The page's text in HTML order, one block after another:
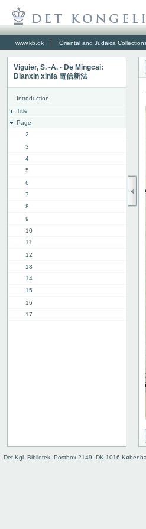
www.kb.dk Oriental and Judaica
Viguier, S. -A. - De Mingcai:
Dianxin xinfa 電信新法
Introduction
Title
Page
2
3
4
5
6
7
8
9
10
11
12
13
14
15
16
17
28
29
Det Kgl. Bibliotek, Postbox 2149, DK-1016